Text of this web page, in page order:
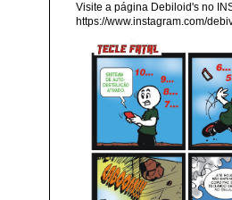
Visite a página Debiloid's no
https://www.instagram.com/